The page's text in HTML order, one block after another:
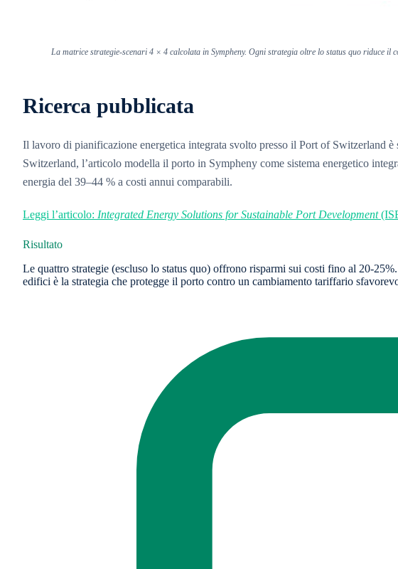
La matrice strategie-scenari 4 × 4 calcolata in Sympheny. Ogni strategia oltre lo status quo riduce il
Ricerca pubblicata
Il lavoro di pianificazione energetica integrata svolto presso il Port of Switzerland
Switzerland, l’articolo modella il porto in Sympheny come sistema energetico
energia del 39–44 % a costi annui comparabili.
Leggi l’articolo: Integrated Energy Solutions for Sustainable Port Development
Risultato
Le quattro strategie (escluso lo status quo) offrono risparmi sui costi fino al 20-
edifici è la strategia che protegge il porto contro un cambiamento tariffario